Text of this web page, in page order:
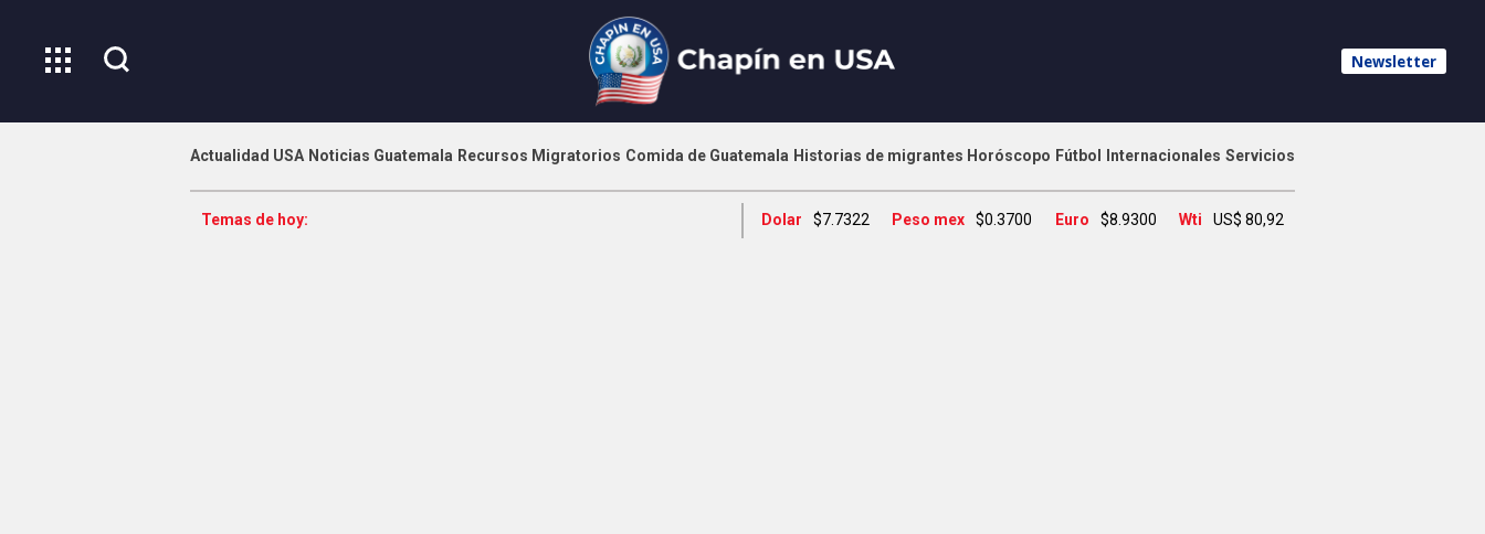
Newsletter
Actualidad USA Noticias Guatemala Recursos Migratorios Comida de Guatemala Historias de migrantes Horóscopo Fútbol Internacionales Servicios
Temas de hoy: Dolar $7.7322 Peso mex $0.3700 Euro $8.9300 Wti US$ 80,92